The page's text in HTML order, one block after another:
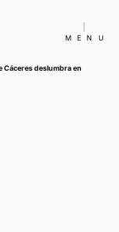
MENU
Cáceres deslumbra en